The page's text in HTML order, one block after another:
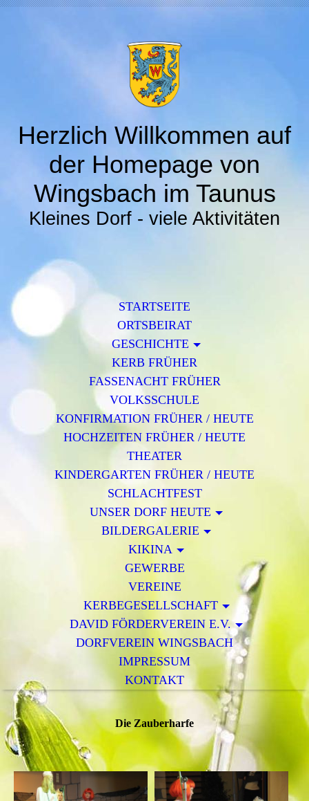
Herzlich Willkommen auf
der Homepage von
Wingsbach im Taunus
Kleines Dorf - viele Aktivitäten
STARTSEITE
ORTSBEIRAT
GESCHICHTE
KERB FRÜHER
FASSENACHT FRÜHER
VOLKSSCHULE
KONFIRMATION FRÜHER / HEUTE
HOCHZEITEN FRÜHER / HEUTE
THEATER
KINDERGARTEN FRÜHER / HEUTE
SCHLACHTFEST
UNSER DORF HEUTE
BILDERGALERIE
KIKINA
GEWERBE
VEREINE
KERBEGESELLSCHAFT
DAVID FÖRDERVEREIN E.V.
DORFVEREIN WINGSBACH
IMPRESSUM
KONTAKT
Die Zauberharfe